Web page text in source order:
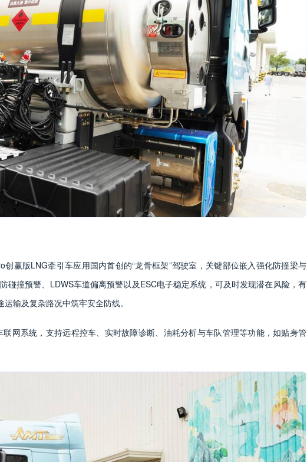
赢版LNG牵引车应用国内首创的“龙骨框架”驾驶室，关键部位嵌入强化防撞梁与
碰撞预警、LDWS车道偏离预警以及ESC电子稳定系统，可及时发现潜在风险，有
输及复杂路况中筑牢安全防线。
网系统，支持远程控车、实时故障诊断、油耗分析与车队管理等功能，如贴身管